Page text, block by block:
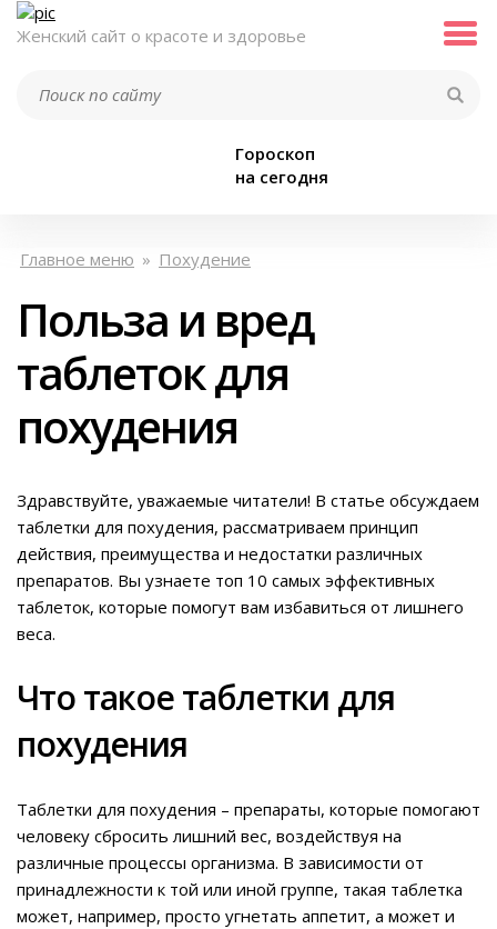
Женский сайт о красоте и здоровье
Гороскоп
на сегодня
Главное меню » Похудение
Польза и вред
таблеток для
похудения
Здравствуйте, уважаемые читатели! В статье обсуждаем
таблетки для похудения, рассматриваем принцип
действия, преимущества и недостатки различных
препаратов. Вы узнаете топ 10 самых эффективных
таблеток, которые помогут вам избавиться от лишнего
веса.
Что такое таблетки для
похудения
Таблетки для похудения – препараты, которые помогают
человеку сбросить лишний вес, воздействуя на
различные процессы организма. В зависимости от
принадлежности к той или иной группе, такая таблетка
может, например, просто угнетать аппетит, а может и